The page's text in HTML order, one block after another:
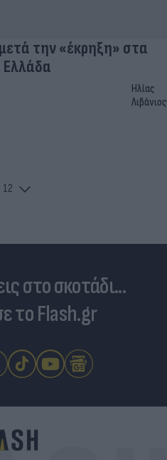
την «έκρηξη» στα
Ελλάδα
Ηλίας
Λιβάνιος
12
στο σκοτάδι...
το Flash.gr